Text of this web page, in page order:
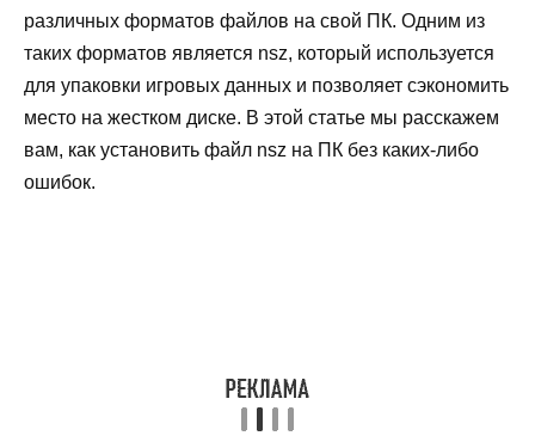
различных форматов файлов на свой ПК. Одним из
таких форматов является nsz, который используется
для упаковки игровых данных и позволяет сэкономить
место на жестком диске. В этой статье мы расскажем
вам, как установить файл nsz на ПК без каких-либо
ошибок.